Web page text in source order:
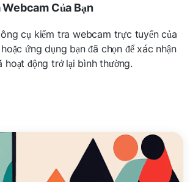
Webcam Của Bạn
cụ kiểm tra webcam trực tuyến của
ứng dụng bạn đã chọn để xác nhận
hoạt động trở lại bình thường.